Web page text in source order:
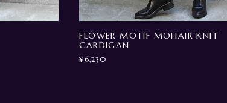
FLOWER MOTIF MOHAIR KNIT
CARDIGAN
¥6,230